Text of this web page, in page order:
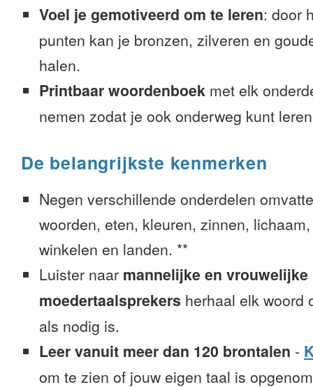
Voel je gemotiveerd om te leren: door
punten kan je bronzen, zilveren en
halen.
Printbaar woordenboek met elk
nemen zodat je ook onderweg kunt
De belangrijkste kenmerken
Negen verschillende onderdelen
woorden, eten, kleuren, zinnen,
winkelen en landen. **
Luister naar mannelijke en vrouwelijke
moedertaalsprekers herhaal elk woord
als nodig is.
Leer vanuit meer dan 120 brontalen -
om te zien of jouw eigen taal is